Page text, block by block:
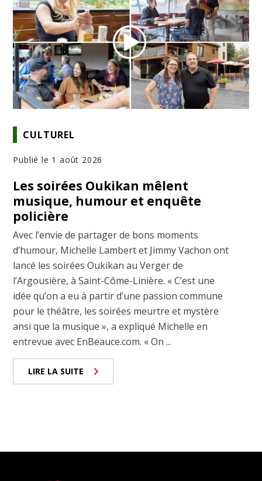
CULTUREL
Publié le 1 août 2026
Les soirées Oukikan mêlent
musique, humour et enquête
policière
Avec l’envie de partager de bons moments
d’humour, Michelle Lambert et Jimmy Vachon ont
lancé les soirées Oukikan au Verger de
l’Argousière, à Saint-Côme-Linière. « C’est une
idée qu’on a eu à partir d’une passion commune
pour le théâtre, les soirées meurtre et mystère
ansi que la musique », a expliqué Michelle en
entrevue avec EnBeauce.com. « On ...
LIRE LA SUITE